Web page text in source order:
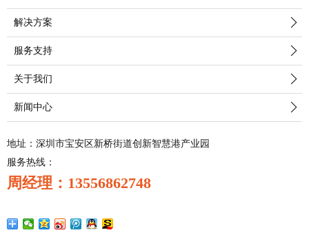
解决方案
服务支持
关于我们
新闻中心
地址：深圳市宝安区新桥街道创新智慧港产业园
服务热线：
周经理：13556862748